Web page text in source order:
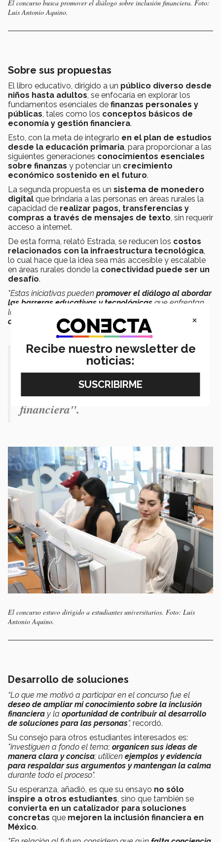
El concurso busca promover el diálogo sobre inclusión financiera. Foto:
Luis Antonio Aquino.
Sobre sus propuestas
El libro educativo, dirigido a un público diverso desde
niños hasta adultos , se enfocaría en explorar los
fundamentos esenciales de finanzas personales y
públicas , tales como los conceptos básicos de
economía y gestión financiera.
Esto, con la meta de integrarlo en el plan de estudios
desde la educación primaria , para proporcionar a las
siguientes generaciones conocimientos esenciales
sobre finanzas y potenciar un crecimiento
económico sostenido en el futuro.
La segunda propuesta es un sistema de monedero
digital que brindaría a las personas en áreas rurales la
capacidad de realizar pagos, transferencias y
compras a través de mensajes de texto , sin requerir
acceso a internet.
De esta forma, relató Estrada, se reducen los costos
relacionados con la infraestructura tecnológica
lo cual hace que la idea sea más accesible y escalable
en áreas rurales donde la conectividad puede ser un
desafío.
"Estas iniciativas pueden promover el diálogo al abordar
las barreras educativas y tecnológicas que enfrentan
las personas en estas áreas,
calidad de vida",subrayó.
“Lo que me motivó a participar en el
concurso fue el deseo de ampliar mi
conocimiento sobre la inclusión
financiera".
El concurso estuvo dirigido a estudiantes universitarios. Foto: Luis
Antonio Aquino.
Desarrollo de soluciones
“Lo que me motivó a participar en el concurso fue el
deseo de ampliar mi conocimiento sobre la inclusión
financiera y la oportunidad de contribuir al desarrollo
de soluciones para las personas”, recordó.
Su consejo para otros estudiantes interesados es:
"investiguen a fondo el tema; organicen sus ideas de
manera clara y concisa; utilicen ejemplos y evidencia
para respaldar sus argumentos y mantengan la calma
durante todo el proceso".
Su esperanza, añadió, es que su ensayo no sólo
inspire a otros estudiantes, sino que también se
convierta en un catalizador para soluciones
concretas que mejoren la inclusión financiera en
México.
×
Recibe nuestro newsletter de
noticias: